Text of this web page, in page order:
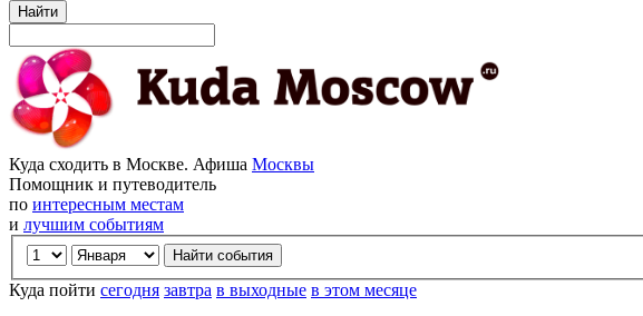
Найти
Куда сходить в Москве. Афиша Москвы
Помощник и путеводитель
по интересным местам
и лучшим событиям
Куда пойти сегодня завтра в выходные в этом месяце